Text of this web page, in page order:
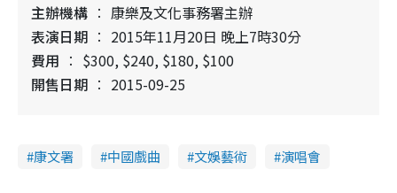
主辦機構
康樂及文化事務署主辦
表演日期
2015年11月20日 晚上7時30分
費用
$300, $240, $180, $100
開售日期
2015-09-25
康文署 中國戲曲 文娛藝術 演唱會